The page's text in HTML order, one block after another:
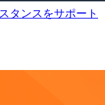
タンスをサポート